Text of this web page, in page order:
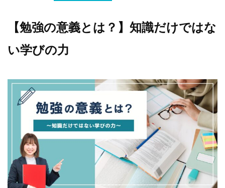
【勉強の意義とは？】知識だけではな
い学びの力